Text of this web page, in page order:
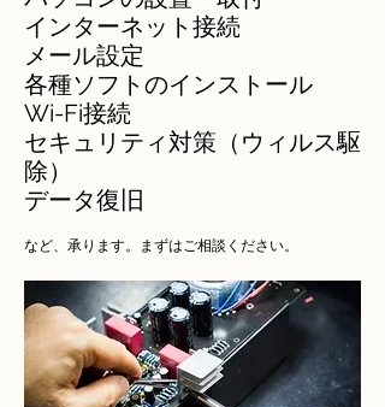
インターネット接続
メール設定
各種ソフトのインストール
Wi-Fi接続
セキュリティ対策（ウィルス駆
除）
データ復旧
​など、承ります。まずはご相談ください。